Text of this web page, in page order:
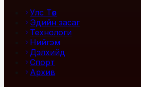
Улс Төр
Эдийн засаг
Технологи
Нийгэм
Дэлхийд
Спорт
Архив